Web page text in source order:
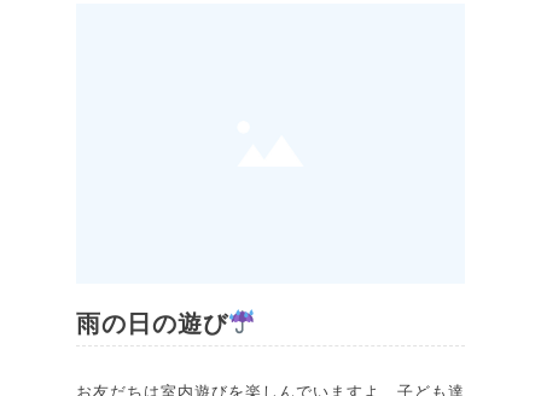
雨の日の遊び
お友だちは室内遊びを楽しんでいますよ 子ども達